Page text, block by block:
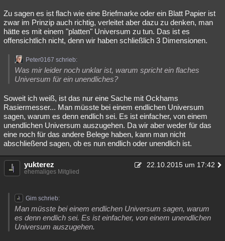
Lesenswert Schlüsselwörter
Zu sagen es ist flach wie eine Briefmarke oder ein Blatt Papier ist
zwar im Prinzip auch richtig, verleitet aber dazu zu denken, man
hätte es mit einem "platten" Universum zu tun. Das ist es
offensichtlich nicht, denn wir haben schließlich 3 Dimensionen.
Peter0167 schrieb:
Was mir leider noch unklar ist, warum spricht ein flaches
Universum für ein unendliches?
Soweit ich weiß, ist das nur eine Sache mit Ockhams
Rasiermesser... Man müsste bei einem endlichen Universum
sagen, warum es denn endlich sei. Es ist einfacher, von einem
unendlichen Universum auszugehen. Da wir aber weder für das
eine noch für das andere Belege haben, kann man nicht
abschließend sagen, ob es nun endlich oder unendlich ist.
yukterez 22.10.2015 um 17:42
ehemaliges Mitglied
Gim schrieb:
Man müsste bei einem endlichen Universum sagen, warum
es denn endlich sei. Es ist einfacher, von einem unendlichen
Universum auszugehen.